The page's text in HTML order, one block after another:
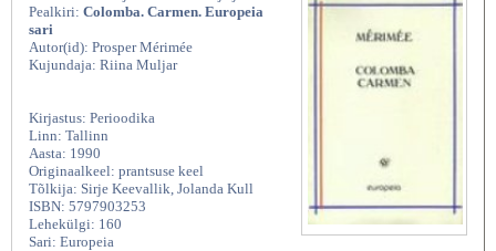
Pealkiri: Colomba. Carmen. Europeia
sari
Autor(id): Prosper Mérimée
Kujundaja: Riina Muljar
Kirjastus: Perioodika
Linn: Tallinn
Aasta: 1990
Originaalkeel: prantsuse keel
Tõlkija: Sirje Keevallik, Jolanda Kull
ISBN: 5797903253
Lehekülgi: 160
Sari: Europeia